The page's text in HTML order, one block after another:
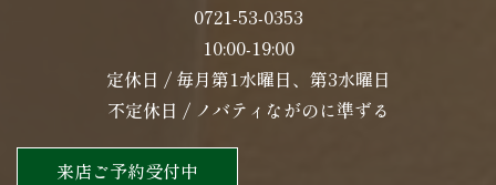
0721-53-0353
10:00-19:00
定休日 / 毎月第1水曜日、第3水曜日
不定休日 / ノバティながのに準ずる
来店ご予約受付中